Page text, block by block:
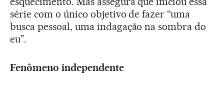
série com o único objetivo de fazer “uma
busca pessoal, uma indagação na sombra do
eu”.
Fenômeno independente